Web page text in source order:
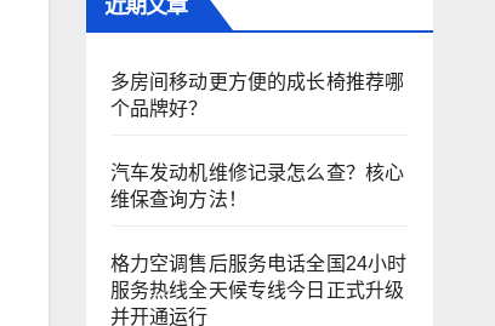
近期文章
多房间移动更方便的成长椅推荐哪
个品牌好？
汽车发动机维修记录怎么查？核心
维保查询方法！
格力空调售后服务电话全国24小时
服务热线全天候专线今日正式升级
并开通运行